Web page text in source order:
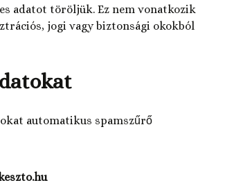
adatot töröljük. Ez nem vonatkozik
jogi vagy biztonsági okokból
automatikus spamszűrő